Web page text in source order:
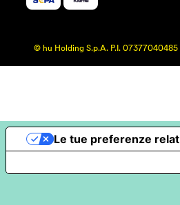
© hu Holding S.p.A. P.I. 07377040485
Le tue preferenze